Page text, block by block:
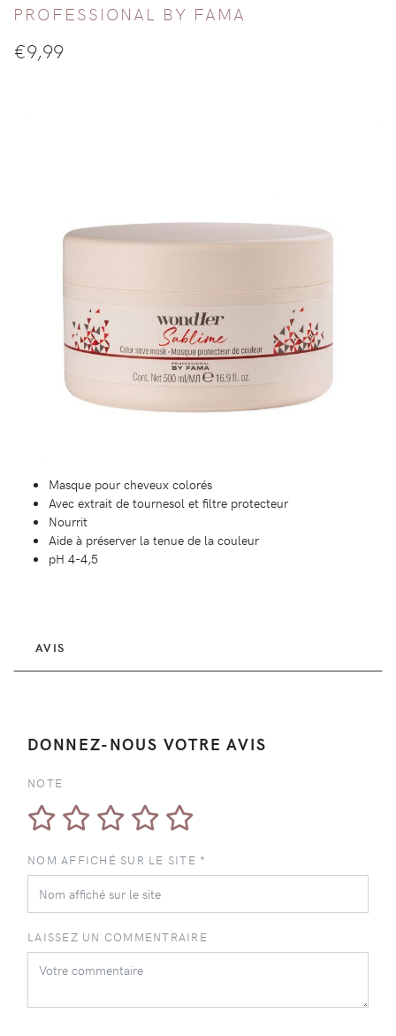
PROFESSIONAL BY FAMA
€9,99
Masque pour cheveux colorés
Avec extrait de tournesol et filtre protecteur
Nourrit
Aide à préserver la tenue de la couleur
pH 4-4,5
AVIS
DONNEZ-NOUS VOTRE AVIS
NOTE
NOM AFFICHÉ SUR LE SITE *
LAISSEZ UN COMMENTRAIRE